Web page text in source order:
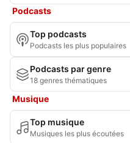
Podcasts
Top podcasts
Podcasts les plus populaires
Podcasts par genre
18 genres thématiques
Musique
Top musique
Musiques les plus écoutées